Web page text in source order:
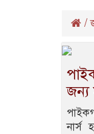
/
জন্য
নার্স